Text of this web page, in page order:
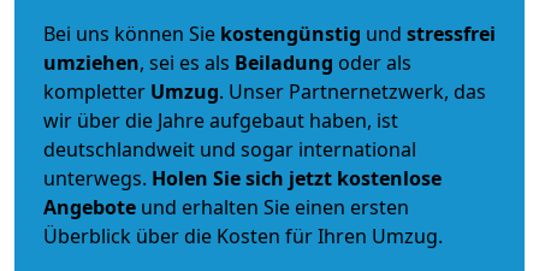
Bei uns können Sie kostengünstig und stressfrei
umziehen, sei es als Beiladung oder als
kompletter Umzug. Unser Partnernetzwerk, das
wir über die Jahre aufgebaut haben, ist
deutschlandweit und sogar international
unterwegs. Holen Sie sich jetzt kostenlose
Angebote und erhalten Sie einen ersten
Überblick über die Kosten für Ihren Umzug.